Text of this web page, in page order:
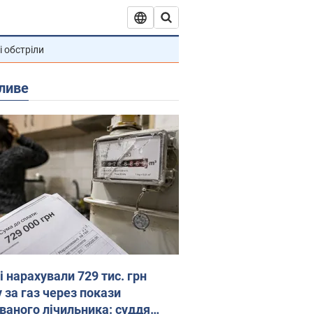
обстріли
нарахували 729 тис. грн
за газ через покази
лічильника: суддя